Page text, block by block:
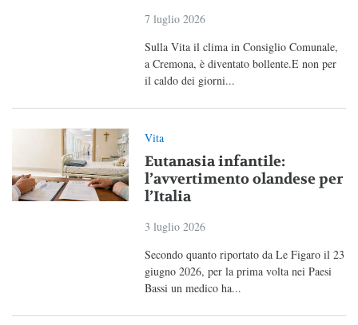
7 luglio 2026
Sulla Vita il clima in Consiglio Comunale,
a Cremona, è diventato bollente.E non per
il caldo dei giorni...
Vita
Eutanasia infantile:
l’avvertimento olandese per
l’Italia
3 luglio 2026
Secondo quanto riportato da Le Figaro il 23
giugno 2026, per la prima volta nei Paesi
Bassi un medico ha...